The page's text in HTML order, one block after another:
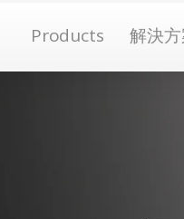
Products Open
解決